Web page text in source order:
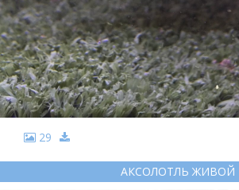
29
АКСОЛОТЛЬ ЖИВОЙ